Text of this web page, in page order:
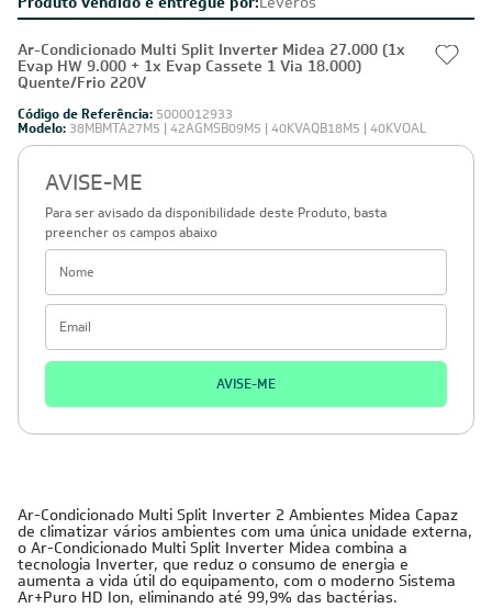
Ar-Condicionado Multi Split Inverter Midea 27.000 (1x
Evap HW 9.000 + 1x Evap Cassete 1 Via 18.000)
Quente/Frio 220V
Código de Referência: 5000012933
Modelo: 38MBMTA27M5 | 42AGMSB09M5 | 40KVAQB18M5 | 40KVOAL
AVISE-ME
Para ser avisado da disponibilidade deste Produto, basta
preencher os campos abaixo
AVISE-ME
Ar-Condicionado Multi Split Inverter 2 Ambientes Midea Capaz
de climatizar vários ambientes com uma única unidade externa,
o Ar-Condicionado Multi Split Inverter Midea combina a
tecnologia Inverter, que reduz o consumo de energia e
aumenta a vida útil do equipamento, com o moderno Sistema
Ar+Puro HD Ion, eliminando até 99,9% das bactérias.